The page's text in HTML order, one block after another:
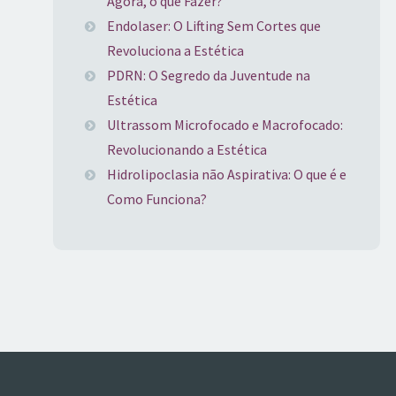
Endolaser: O Lifting Sem Cortes que
Revoluciona a Estética
PDRN: O Segredo da Juventude na
Estética
Ultrassom Microfocado e Macrofocado:
Revolucionando a Estética
Hidrolipoclasia não Aspirativa: O que é e
Como Funciona?